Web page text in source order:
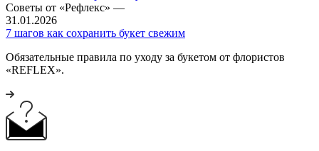
Советы от «Рефлекс» —
31.01.2026
7 шагов как сохранить букет свежим
Обязательные правила по уходу за букетом от флористов
«REFLEX».